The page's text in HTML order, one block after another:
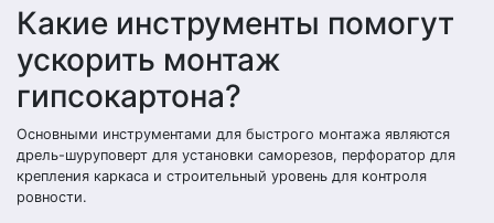
Какие инструменты помогут
ускорить монтаж
гипсокартона?
Основными инструментами для быстрого монтажа являются
дрель-шуруповерт для установки саморезов, перфоратор для
крепления каркаса и строительный уровень для контроля
ровности.